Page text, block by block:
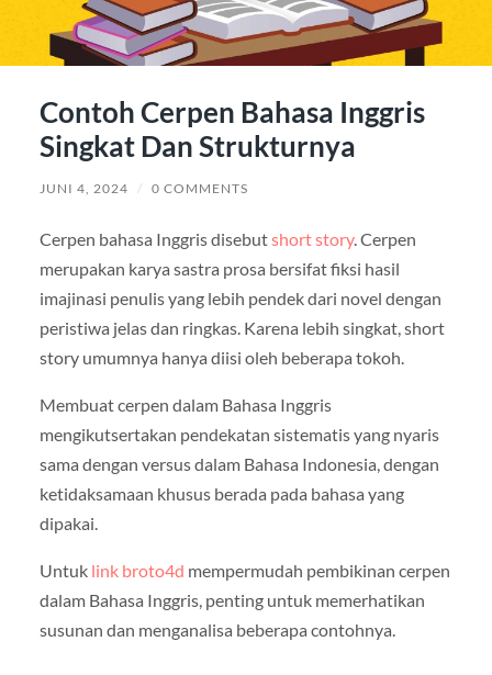
Contoh Cerpen Bahasa Inggris
Singkat Dan Strukturnya
JUNI 4, 2024 / 0 COMMENTS
Cerpen bahasa Inggris disebutshort story. Cerpen
merupakan karya sastra prosa bersifat fiksi hasil
imajinasi penulis yang lebih pendek dari novel dengan
peristiwa jelas dan ringkas. Karena lebih singkat, short
story umumnya hanya diisi oleh beberapa tokoh.
Membuat cerpen dalam Bahasa Inggris
mengikutsertakan pendekatan sistematis yang nyaris
sama dengan versus dalam Bahasa Indonesia, dengan
ketidaksamaan khusus berada pada bahasa yang
dipakai.
Untuk link broto4d mempermudah pembikinan cerpen
dalam Bahasa Inggris, penting untuk memerhatikan
susunan dan menganalisa beberapa contohnya.